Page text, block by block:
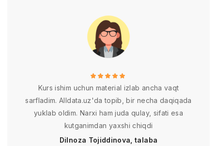
Kurs ishim uchun material izlab ancha vaqt
sarfladim. Alldata.uz'da topib, bir necha daqiqada
yuklab oldim. Narxi ham juda qulay, sifati esa
kutganimdan yaxshi chiqdi
Dilnoza Tojiddinova, talaba